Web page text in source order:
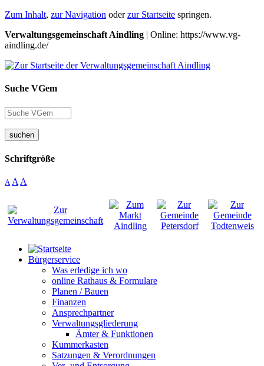
Zum Inhalt, zur Navigation oderzur Startseite springen.
Verwaltungsgemeinschaft Aindling | Online: https://www.vg-
aindling.de/
Suche VGem
suchen
Schriftgröße
A A A
Bürgerservice
Was erledige ich wo
online Rathaus & Formulare
Planen / Bauen
Finanzen
Ansprechpartner
Verwaltungsgliederung
Ämter & Funktionen
Kummerkasten
Satzungen & Verordnungen